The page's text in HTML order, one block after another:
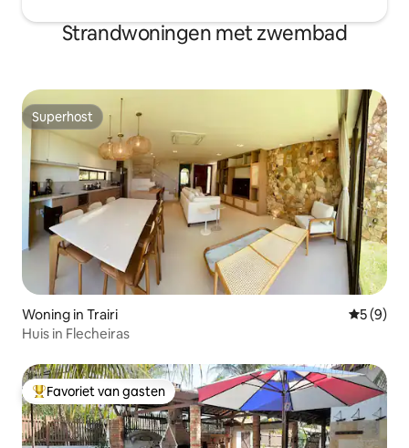
Strandwoningen met zwembad
Superhost
Superhost
Woning in Trairi
5 (9)
Huis in Flecheiras
Topfavoriet van gasten
Favoriet van gasten